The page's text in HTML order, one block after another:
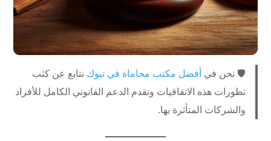
🛡️ نحن في أفضل مكتب محاماة في تبوك نتابع عن كثب
تطورات هذه الاتفاقيات ونقدم الدعم القانوني الكامل للأفراد
والشركات المتأثرة بها.